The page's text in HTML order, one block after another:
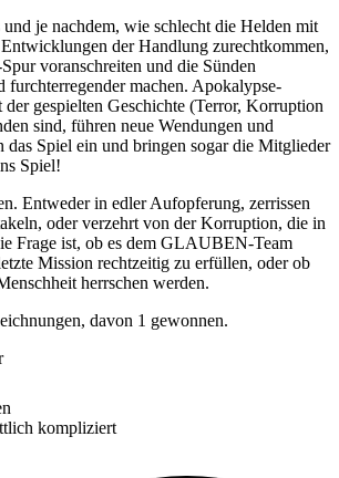
je nachdem, wie schlecht die Helden mit
der Handlung zurechtkommen,
voranschreiten und die Sünden
furchterregender machen. Apokalypse-
gespielten Geschichte (Terror, Korruption
sind, führen neue Wendungen und
das Spiel ein und bringen sogar die Mitglieder
Spiel!
Entweder in edler Aufopferung, zerrissen
oder verzehrt von der Korruption, die in
Frage ist, ob es dem GLAUBEN-Team
Mission rechtzeitig zu erfüllen, oder ob
herrschen werden.
davon 1 gewonnen.
kompliziert